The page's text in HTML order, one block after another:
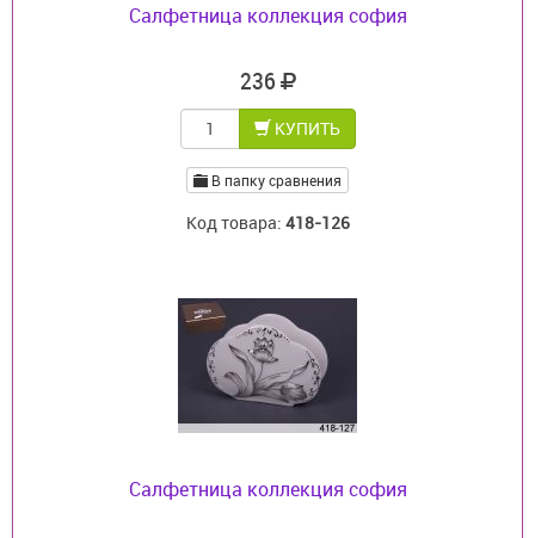
Салфетница коллекция софия
236
КУПИТЬ
В папку сравнения
Код товара: 418-126
Салфетница коллекция софия